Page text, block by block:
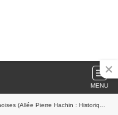
MENU
1912 - 2004... Allée Pierre Brossolette et Rue Rol-Tanguy)